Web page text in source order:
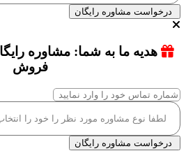
درخواست مشاوره رایگان
هدیه ما به شما: مشاوره
فروش
درخواست مشاوره رایگان